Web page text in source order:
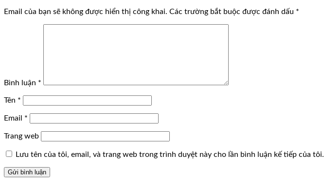
Email của bạn sẽ không được hiển thị công khai. Các trường bắt buộc được đánh dấu *
Bình luận *
Tên *
Email *
Trang web
Lưu tên của tôi, email, và trang web trong trình duyệt này cho lần bình luận kế tiếp của tôi.